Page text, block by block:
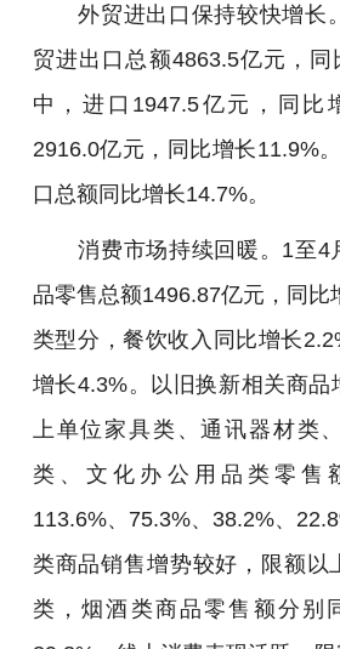
外贸进出口保持较快增长
贸进出口总额4863.5亿元，
中，进口1947.5亿元，同比
2916.0亿元，同比增长11.9%
口总额同比增长14.7%。
消费市场持续回暖。1至4
品零售总额1496.87亿元，同比
类型分，餐饮收入同比增长
增长4.3%。以旧换新相关商品
上单位家具类、通讯器材类
类、文化办公用品类零售
113.6%、75.3%、38.2%、
类商品销售增势较好，限额以
类，烟酒类商品零售额分别